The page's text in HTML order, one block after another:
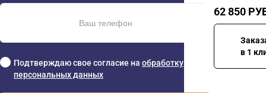
Подтверждаю свое согласие на обработку
персональных данных
62 850
в 1